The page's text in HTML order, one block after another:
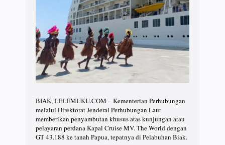
BIAK, LELEMUKU.COM – Kementerian Perhubungan
melalui Direktorat Jenderal Perhubungan Laut
memberikan penyambutan khusus atas kunjungan atau
pelayaran perdana Kapal Cruise MV. The World dengan
GT 43.188 ke tanah Papua, tepatnya di Pelabuhan Biak.